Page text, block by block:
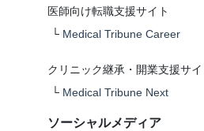
医師向け転職支援サイト
└ Medical Tribune Career
クリニック継承・開業支援サイ
└ Medical Tribune Next
ソーシャルメディア